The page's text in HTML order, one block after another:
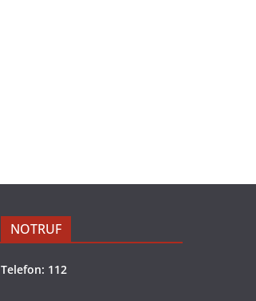
NOTRUF
Telefon: 112